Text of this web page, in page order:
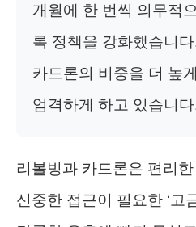
개월에 한 번씩 의무적
록 정책을 강화했습니
카드론의 비중을 더 높
엄격하게 하고 있습니
리볼빙과 카드론은 편리
신중한 접근이 필요한 ‘고